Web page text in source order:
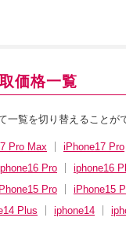
価格一覧
覧を切り替えることが
Pro Max iPhone17 Pro
Pro iphone16
Pro iPhone15
Plus iphone14